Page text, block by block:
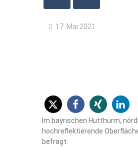
17. Mai 2021
Im bayrischen Hutthurm,
hochreflektierende
befragt.